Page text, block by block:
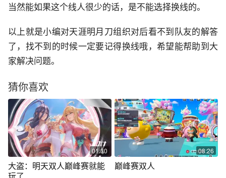
当然能如果这个线人很少的话，是不能选择换线的。
以上就是小编对天涯明月刀组织对后看不到队友的解答
了，找不到的时候一定要记得换线哦，希望能帮助到大
家解决问题。
猜你喜欢
01:30
大盗：明天双人巅峰赛就能
08:26
巅峰赛双人